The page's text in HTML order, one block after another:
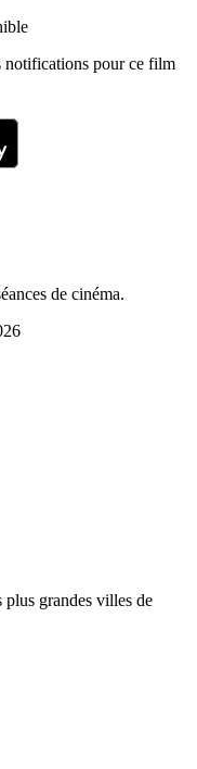
notifications pour ce film
de cinéma.
plus grandes villes de